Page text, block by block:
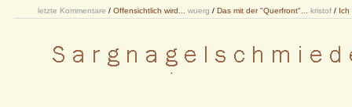
letzte Kommentare / Offensichtlich wird... wuerg / Das mit der "Querfront"... kristof / Ich